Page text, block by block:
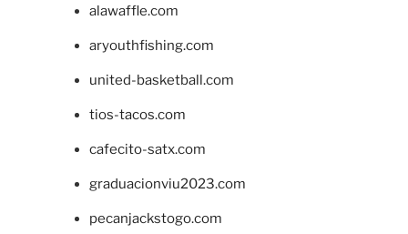
alawaffle.com
aryouthfishing.com
united-basketball.com
tios-tacos.com
cafecito-satx.com
graduacionviu2023.com
pecanjackstogo.com